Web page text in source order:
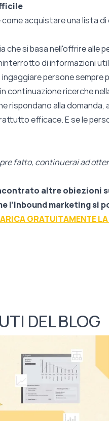
come acquistare una lista
che si basa nell'offrire
di informazioni
persone
continuazione ricerche
rispondano alla
efficace. E se le
fatto, continuerai ad
altre obiezioni
l’Inbound marketing si
GRATUITAMENTE
DEL BLOG